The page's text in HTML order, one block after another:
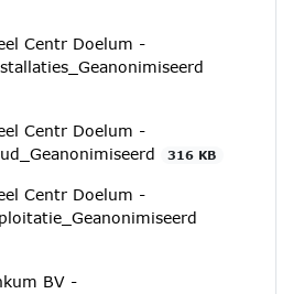
Centr Doelum -
Centr Doelum -
316 KB
Centr Doelum -
BV -